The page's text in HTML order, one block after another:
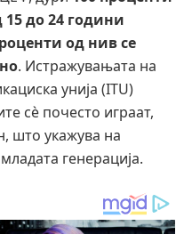
до 24 години
од нив се
. Истражувањата на
унија (ITU)
сè почесто играат,
што укажува на
генерација.